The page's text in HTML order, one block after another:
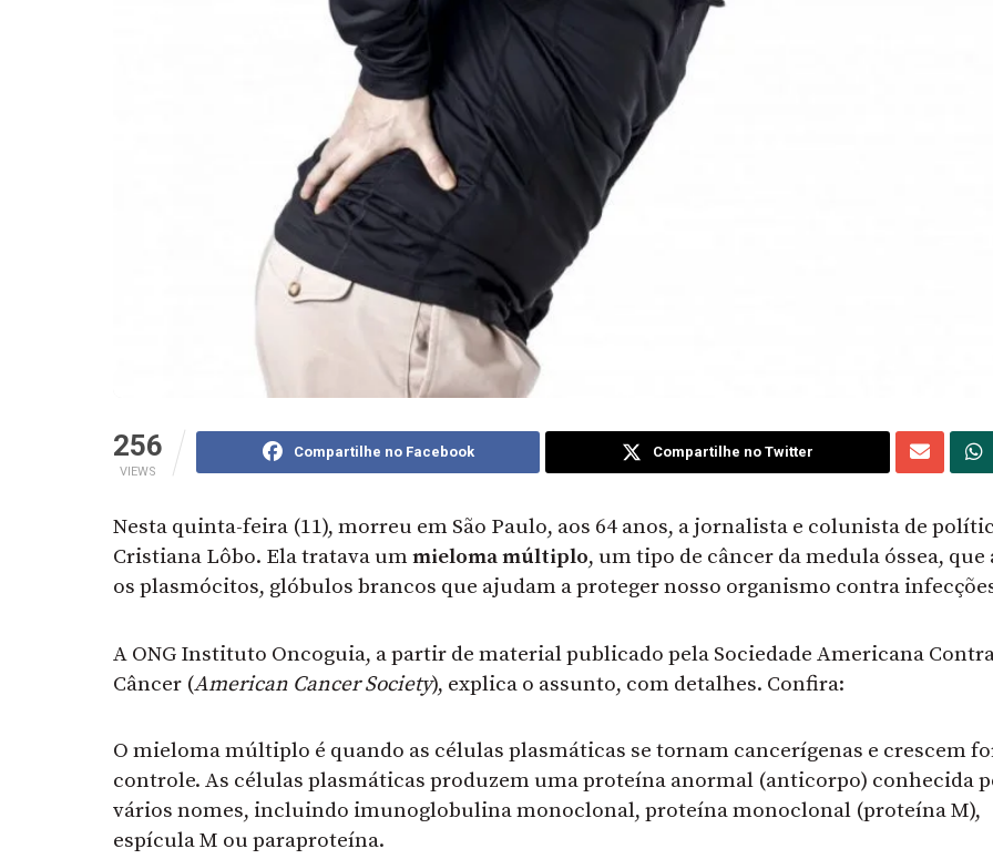
256
VIEWS
Compartilhe no Facebook Compartilhe no Twitter
Nesta quinta-feira (11), morreu em São Paulo, aos 64 anos, a jornalista e colunista de
Cristiana Lôbo. Ela tratava ummieloma múltiplo, um tipo de câncer da medula óssea, que
os plasmócitos, glóbulos brancos que ajudam a proteger nosso organismo contra
A ONG Instituto Oncoguia, a partir de material publicado pela Sociedade Americana
Câncer (American Cancer Society), explica o assunto, com detalhes. Confira:
O mieloma múltiplo é quando as células plasmáticas se tornam cancerígenas e crescem
controle. As células plasmáticas produzem uma proteína anormal (anticorpo) conhecida
vários nomes, incluindo imunoglobulina monoclonal, proteína monoclonal (proteína M),
espícula M ou paraproteína.